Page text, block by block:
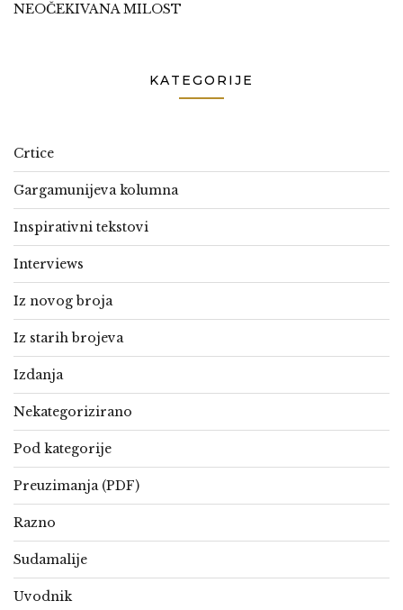
NEOČEKIVANA MILOST
KATEGORIJE
Crtice
Gargamunijeva kolumna
Inspirativni tekstovi
Interviews
Iz novog broja
Iz starih brojeva
Izdanja
Nekategorizirano
Pod kategorije
Preuzimanja (PDF)
Razno
Sudamalije
Uvodnik